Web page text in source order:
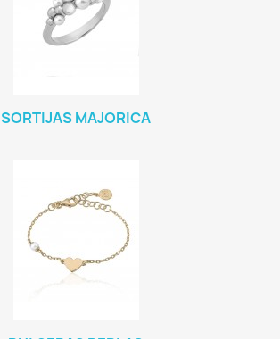
SORTIJAS MAJORICA